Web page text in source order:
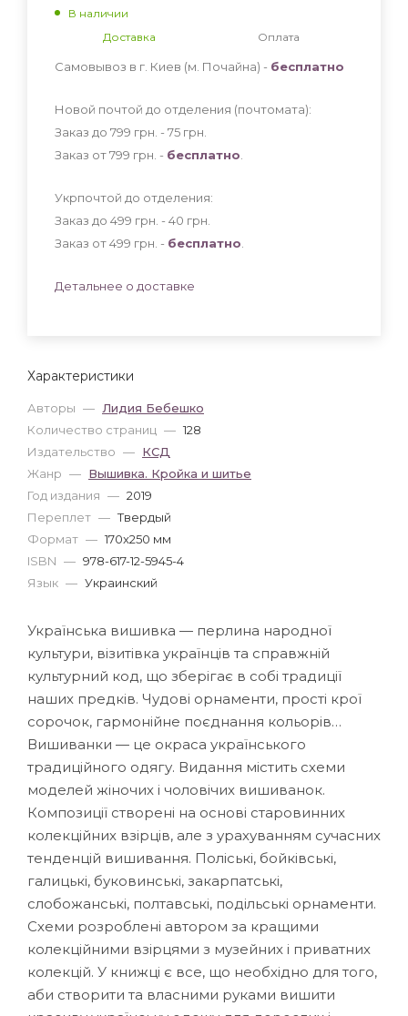
Характеристики
Авторы — Лидия Бебешко
Количество страниц — 128
Издательство — КСД
Жанр — Вышивка. Кройка и шитье
Год издания — 2019
Переплет — Твердый
Формат — 170x250 мм
ISBN — 978-617-12-5945-4
Язык — Украинский
В наличии
Доставка
Оплата
Самовывоз в г. Киев (м. Почайна) - бесплатно
Новой почтой до отделения (почтомата):
Заказ до 799 грн. - 75 грн
Заказ от 799 грн. - бесплатно
Укрпочтой до отделения:
Заказ до 499 грн. - 40 грн
Заказ от 499 грн. - бесплатно
Детальнее о доставке
Українська вишивка — перлина народної
культури, візитівка українців та справжній
культурний код, що зберігає в собі традиції
наших предків. Чудові орнаменти, прості крої
сорочок, гармонійне поєднання кольорів…
Вишиванки — це окраса українського
традиційного одягу. Видання містить схеми
моделей жіночих і чоловічих вишиванок.
Композиції створені на основі старовинних
колекційних взірців, але з урахуванням сучасних
тенденцій вишивання. Поліські, бойківські,
галицькі, буковинські, закарпатські,
слобожанські, полтавські, подільські орнаменти.
Схеми розроблені автором за кращими
колекційними взірцями з музейних і приватних
колекцій. У книжці є все, що необхідно для того,
аби створити та власними руками вишити